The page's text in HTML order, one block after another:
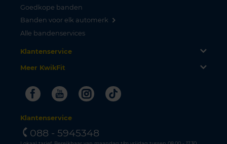
Goedkope banden
Banden voor elk automerk
Alle bandenservices
Klantenservice
Meer KwikFit
FacebookYoutubeInstagram
Tiktok
Klantenservice
088 - 5945348